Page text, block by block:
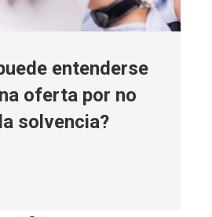
entenderse
oferta por no
solvencia?